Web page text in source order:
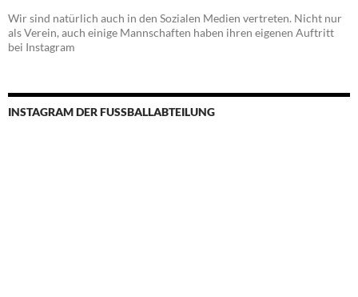
Wir sind natürlich auch in den Sozialen Medien vertreten. Nicht nur
als Verein, auch einige Mannschaften haben ihren eigenen Auftritt
bei Instagram
INSTAGRAM DER FUSSBALLABTEILUNG